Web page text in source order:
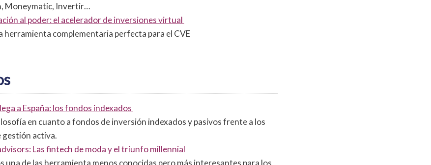
Moneymatic, Invertir…
al poder: el acelerador de inversiones virtual
herramienta complementaria perfecta para el CVE
a España: los fondos indexados
en cuanto a fondos de inversión indexados y pasivos frente a los
gestión activa.
Las fintech de moda y el triunfo millennial
una de las herramienta menos conocidas pero más interesantes para los